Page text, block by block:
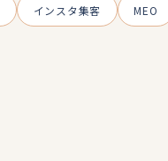
インスタ集客 MEO